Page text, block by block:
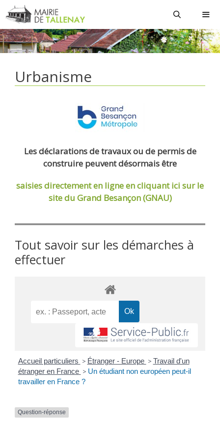
Aller
au
contenu
Urbanisme
Les déclarations de travaux ou de permis de
construire peuvent désormais être
saisies directement en ligneen cliquant ici sur le
site du Grand Besançon (GNAU)
Tout savoir sur les démarches à
effectuer
Accueil particuliers > Étranger - Europe > Travail d'un
étranger en France > Un étudiant non européen peut-il
travailler en France ?
Question-réponse